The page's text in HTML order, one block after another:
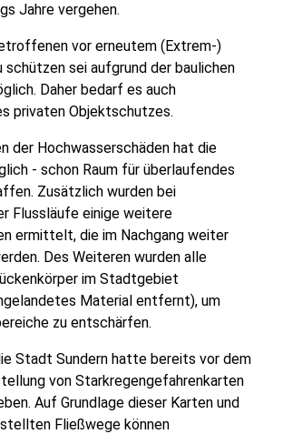
Jahre vergehen.
vor erneutem (Extrem-)
schützen sei aufgrund der baulichen
Daher bedarf es auch
privaten Objektschutzes.
der Hochwasserschäden hat die
- schon Raum für überlaufendes
Zusätzlich wurden bei
Flussläufe einige weitere
ermittelt, die im Nachgang weiter
Des Weiteren wurden alle
im Stadtgebiet
Material entfernt), um
zu entschärfen.
Stadt Sundern hatte bereits vor dem
von Starkregengefahrenkarten
Auf Grundlage dieser Karten und
Fließwege können